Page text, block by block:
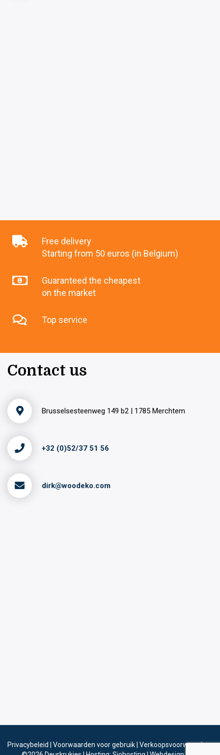
Free delivery
Starting from 50 euros (in Belgium)
Guaranteed the cheapest
on the market
Top service
Contact us
Brusselsesteenweg 149 b2 | 1785 Merchtem
+32 (0)52/37 51 56
dirk@woodeko.com
Privacybeleid Voorwaarden voor gebruik Verkoopsvoorwaarden